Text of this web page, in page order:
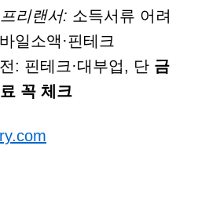
리랜서: 소득서류 어려
일소액·핀테크
: 핀테크·대부업, 단 금
꼭 체크